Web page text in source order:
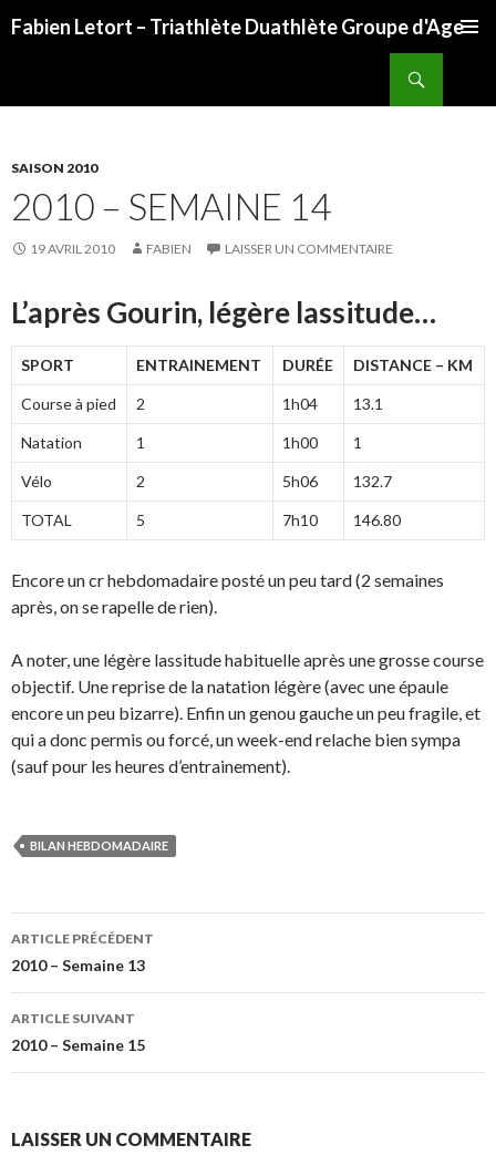
Fabien Letort – Triathlète Duathlète Groupe d'Age
SAISON 2010
2010 – SEMAINE 14
19 AVRIL 2010 FABIEN LAISSER UN COMMENTAIRE
L’après Gourin, légère lassitude…
SPORT ENTRAINEMENT DURÉE DISTANCE – KM
Course à pied 2 1h04 13.1
Natation 1 1h00 1
Vélo 2 5h06 132.7
TOTAL 5 7h10 146.80
Encore un cr hebdomadaire posté un peu tard (2 semaines
après, on se rapelle de rien).
A noter, une légère lassitude habituelle après une grosse course
objectif. Une reprise de la natation légère (avec une épaule
encore un peu bizarre). Enfin un genou gauche un peu fragile, et
qui a donc permis ou forcé, un week-end relache bien sympa
(sauf pour les heures d’entrainement).
BILAN HEBDOMADAIRE
Navigation
des
articles
ARTICLE PRÉCÉDENT
2010 – Semaine 13
ARTICLE SUIVANT
2010 – Semaine 15
LAISSER UN COMMENTAIRE